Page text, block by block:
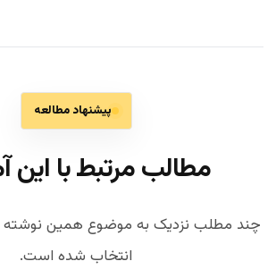
پیشنهاد مطالعه
مطالب مرتبط با
چند مطلب نزدیک به موضوع همین نوشته
انتخاب شده است.